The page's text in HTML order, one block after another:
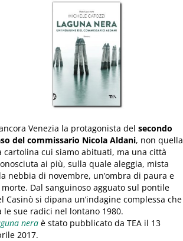
Venezia la protagonista del secondo
del commissario Nicola Aldani, non quella
cartolina cui siamo abituati, ma una città
ai più, sulla quale aleggia, mista
nebbia di novembre, un’ombra di paura e
Dal sanguinoso agguato sul pontile
Casinò si dipana un’indagine complessa che
le sue radici nel lontano 1980.
nera è stato pubblicato da TEA il 13
2017.